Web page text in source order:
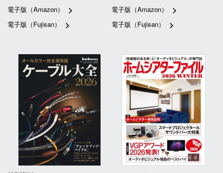
電子版（Amazon）
電子版（Fujisan）
電子版（Amazon）
電子版（Fujisan）